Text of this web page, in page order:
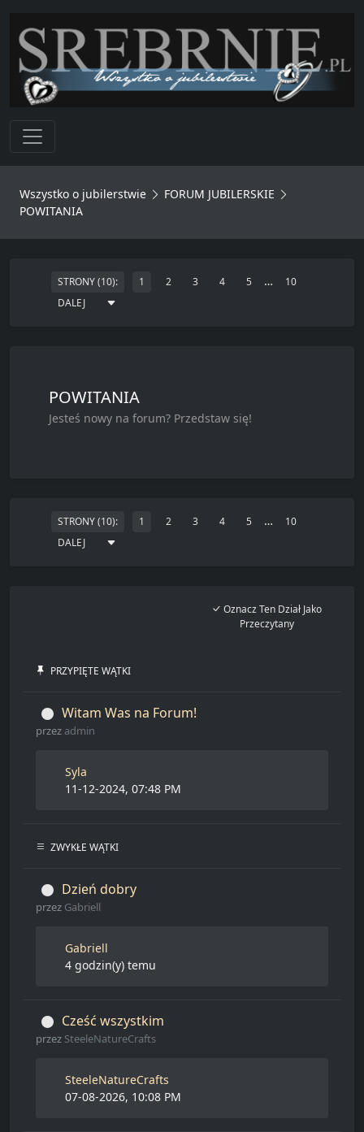
Toggle navigation
Wszystko o jubilerstwie
FORUM JUBILERSKIE
POWITANIA
STRONY (10): 1 2 3 4 5 …
10
DALEJ
POWITANIA
Jesteś nowy na forum? Przedstaw się!
STRONY (10): 1 2 3 4 5 …
10
DALEJ
Oznacz Ten Dział Jako
Przeczytany
PRZYPIĘTE WĄTKI
Witam Was na Forum!
przezadmin
Syla
11-12-2024, 07:48 PM
ZWYKŁE WĄTKI
Dzień dobry
przez Gabriell
Gabriell
4 godzin(y) temu
Cześć wszystkim
przez SteeleNatureCrafts
SteeleNatureCrafts
07-08-2026, 10:08 PM